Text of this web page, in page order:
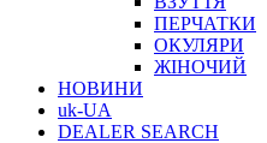
ПЕРЧАТКИ
ОКУЛЯРИ
ЖІНОЧИЙ
НОВИНИ
uk-UA
DEALER SEARCH